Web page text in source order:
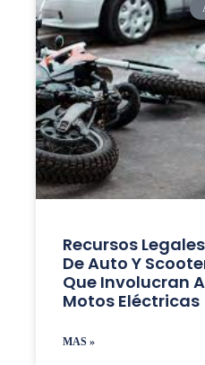
Recursos
De Auto Y
Que Involucran
Motos Eléctricas
MAS »